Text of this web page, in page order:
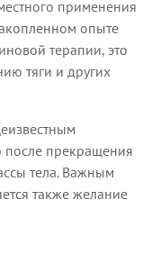
применения
опыте
терапии, это
тяги и других
после прекращения
тела. Важным
также желание